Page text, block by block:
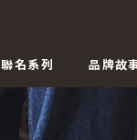
聯名系列 品牌故